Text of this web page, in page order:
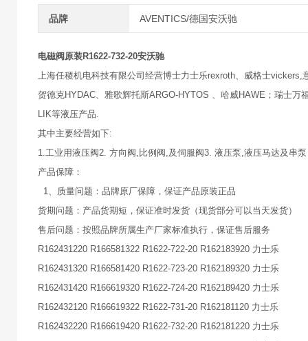
品牌 AVENTICS/德国安沃驰
电磁阀原装R1622-732-20安沃驰
上海任稷机电科技有限公司经营博士力士乐rexroth、威格士
贺德克HYDAC、雅歌辉托斯ARGO-HYTOS 、哈威HAWE；瑞士
LIK等液压产品.
其中主要经营如下:
1.工业用液压阀2. 方向阀,比例阀,及伺服阀3. 液压泵,液压马达及串
产品保障：
1、质量问题：品牌原厂保障，保证产品原装正品
货期问题：产品货期短，保证准时发货（现货部分可以当天发货）
售后问题：按照品牌所属生产厂家标准执行，保证售后服务
R162431220 R166581322 R1622-722-20 R162183920 力士乐
R162431320 R166581420 R1622-723-20 R162189320 力士乐
R162431420 R166619320 R1622-724-20 R162189420 力士乐
R162432120 R166619322 R1622-731-20 R162181120 力士乐
R162432220 R166619420 R1622-732-20 R162181220 力士乐